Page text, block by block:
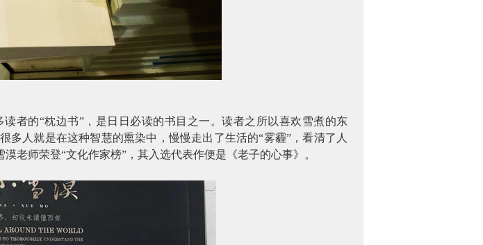
者的“枕边书”，是日日必读的书目之一。读者之所以喜欢雪煮的东
人就是在这种智慧的熏染中，慢慢走出了生活的“雾霾”，看清了人
老师荣登“文化作家榜”，其入选代表作便是《老子的心事》。